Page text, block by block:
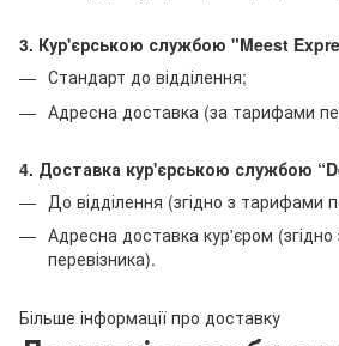
3. Кур'єрською службою "Meest
Стандарт до відділення;
Адресна доставка (за тарифами
4. Доставка кур'єрською службою
До відділення (згідно з тарифами
Адресна доставка кур'єром
перевізника).
Більше інформації про доставку